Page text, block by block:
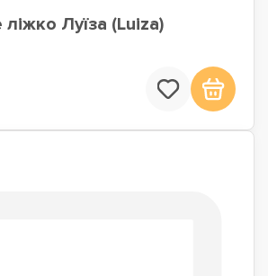
Луїза (Luiza)